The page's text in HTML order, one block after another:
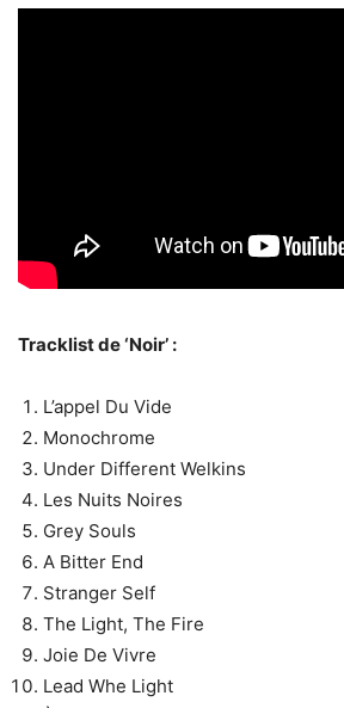
Tracklist de ‘Noir’ :
L’appel Du Vide
Monochrome
Under Different Welkins
Les Nuits Noires
Grey Souls
A Bitter End
Stranger Self
The Light, The Fire
Joie De Vivre
Lead Whe Light